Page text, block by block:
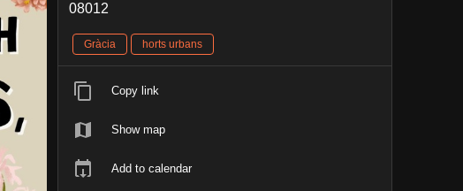
08012
Gràcia horts urbans
Copy link
Show map
Add to calendar